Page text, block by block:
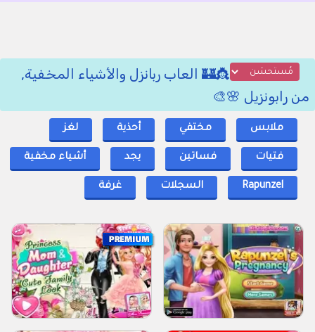
👸🏰 العاب ربانزل والأشياء المخفية,
من رابونزيل 🌸🎨
ملابس مختفي أحذية لغز
فتيات فساتين يجد أشياء مخفية
Rapunzel السجلات غرفة